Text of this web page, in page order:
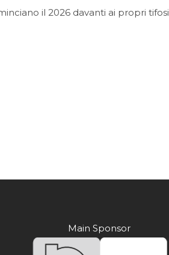
il 2026 davanti ai propri tifosi
Main Sponsor